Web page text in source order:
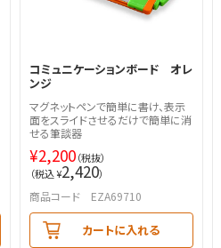
コミュニケーションボード オレ
ンジ
マグネットペンで簡単に書け、表示
面をスライドさせるだけで簡単に消
せる筆談器
¥2,200（税抜）
（税込 ¥2,420）
商品コード EZA69710
カートに入れる